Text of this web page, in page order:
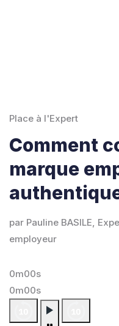
Place à l'Expert
Comment
marque
par Pauline BASILE,
employeur
0m00s
0m00s